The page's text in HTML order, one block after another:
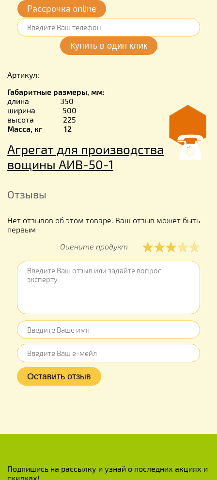
Рассрочка online
Артикул:
Габаритные размеры, мм:
длина 350
ширина 500
высота 225
Масса, кг 12
Агрегат для производства
вощины АИВ-50-1
Отзывы
Нет отзывов об этом товаре. Ваш отзыв может быть
первым
Оцените продукт
Подпишись на рассылку и узнай о последних акциях и
скидках!